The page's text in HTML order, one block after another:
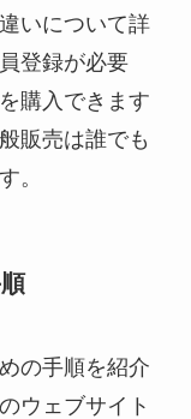
いについて詳
登録が必要
購入できます
販売は誰でも
。
の手順を紹介
ウェブサイト